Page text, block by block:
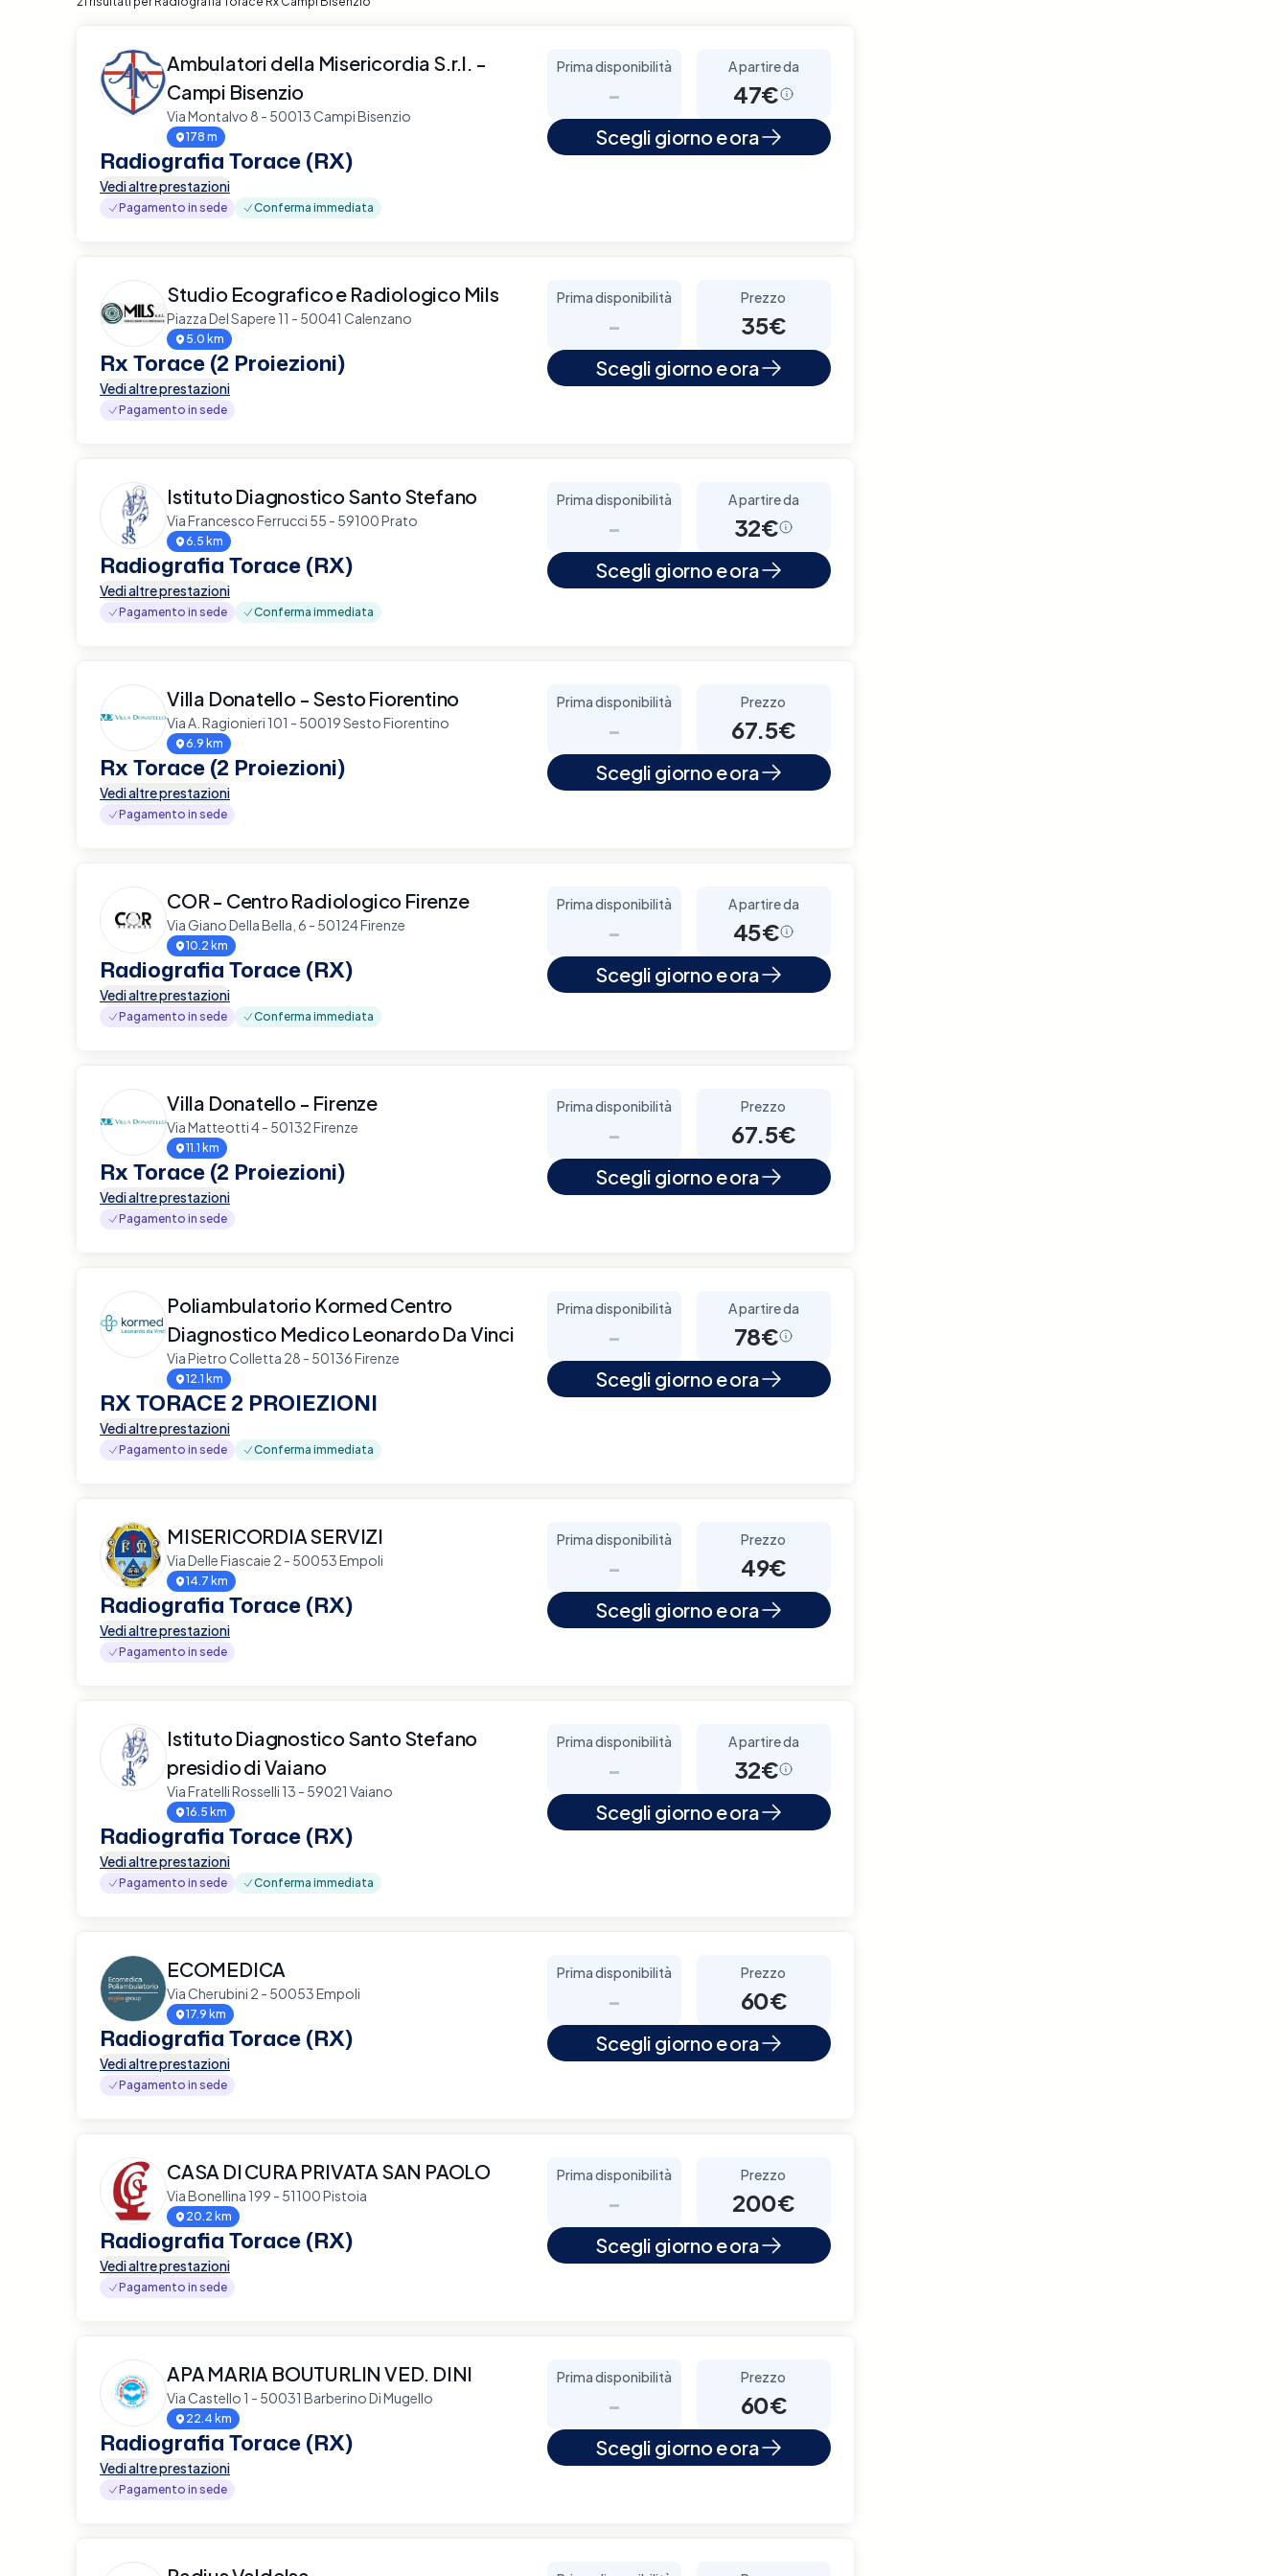
Ambulatori della Misericordia S.r.l. -
Campi Bisenzio
Via Montalvo 8 - 50013 Campi Bisenzio
178 m
Radiografia Torace (RX)
Vedi altre prestazioni
Pagamento in sede Conferma immediata
Prima disponibilità
-
A partire da
47€
Scegli giorno e ora
Studio Ecografico e Radiologico Mils
Piazza Del Sapere 11 - 50041 Calenzano
5.0 km
Rx Torace (2 Proiezioni)
Vedi altre prestazioni
Pagamento in sede
Prima disponibilità
-
Prezzo
35€
Scegli giorno e ora
Istituto Diagnostico Santo Stefano
Via Francesco Ferrucci 55 - 59100 Prato
6.5 km
Radiografia Torace (RX)
Vedi altre prestazioni
Pagamento in sede Conferma immediata
Prima disponibilità
-
A partire da
32€
Scegli giorno e ora
Villa Donatello - Sesto Fiorentino
Via A. Ragionieri 101 - 50019 Sesto Fiorentino
6.9 km
Rx Torace (2 Proiezioni)
Vedi altre prestazioni
Pagamento in sede
Prima disponibilità
-
Prezzo
67.5€
Scegli giorno e ora
COR - Centro Radiologico Firenze
Via Giano Della Bella, 6 - 50124 Firenze
10.2 km
Radiografia Torace (RX)
Vedi altre prestazioni
Pagamento in sede Conferma immediata
Prima disponibilità
-
A partire da
45€
Scegli giorno e ora
Villa Donatello - Firenze
Via Matteotti 4 - 50132 Firenze
11.1 km
Rx Torace (2 Proiezioni)
Vedi altre prestazioni
Pagamento in sede
Prima disponibilità
-
Prezzo
67.5€
Scegli giorno e ora
Poliambulatorio Kormed Centro
Diagnostico Medico Leonardo Da Vinci
Via Pietro Colletta 28 - 50136 Firenze
12.1 km
RX TORACE 2 PROIEZIONI
Vedi altre prestazioni
Pagamento in sede Conferma immediata
Prima disponibilità
-
A partire da
78€
Scegli giorno e ora
MISERICORDIA SERVIZI
Via Delle Fiascaie 2 - 50053 Empoli
14.7 km
Radiografia Torace (RX)
Vedi altre prestazioni
Pagamento in sede
Prima disponibilità
-
Prezzo
49€
Scegli giorno e ora
Istituto Diagnostico Santo Stefano
presidio di Vaiano
Via Fratelli Rosselli 13 - 59021 Vaiano
16.5 km
Radiografia Torace (RX)
Vedi altre prestazioni
Pagamento in sede Conferma immediata
Prima disponibilità
-
A partire da
32€
Scegli giorno e ora
ECOMEDICA
Via Cherubini 2 - 50053 Empoli
17.9 km
Radiografia Torace (RX)
Vedi altre prestazioni
Pagamento in sede
Prima disponibilità
-
Prezzo
60€
Scegli giorno e ora
CASA DI CURA PRIVATA SAN PAOLO
Via Bonellina 199 - 51100 Pistoia
20.2 km
Radiografia Torace (RX)
Vedi altre prestazioni
Pagamento in sede
Prima disponibilità
-
Prezzo
200€
Scegli giorno e ora
APA MARIA BOUTURLIN VED. DINI
Via Castello 1 - 50031 Barberino Di Mugello
22.4 km
Radiografia Torace (RX)
Vedi altre prestazioni
Pagamento in sede
Prima disponibilità
-
Prezzo
60€
Scegli giorno e ora